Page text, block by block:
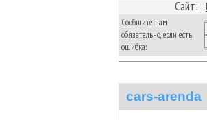
Сайт:
Сообщите нам
обязательно, если есть
ошибка:
cars-arenda